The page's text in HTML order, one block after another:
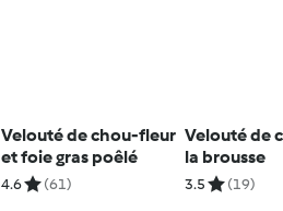
Velouté de chou-fleur
et foie gras poêlé
4.6 (61)
Velouté de
la brousse
3.5 (19)